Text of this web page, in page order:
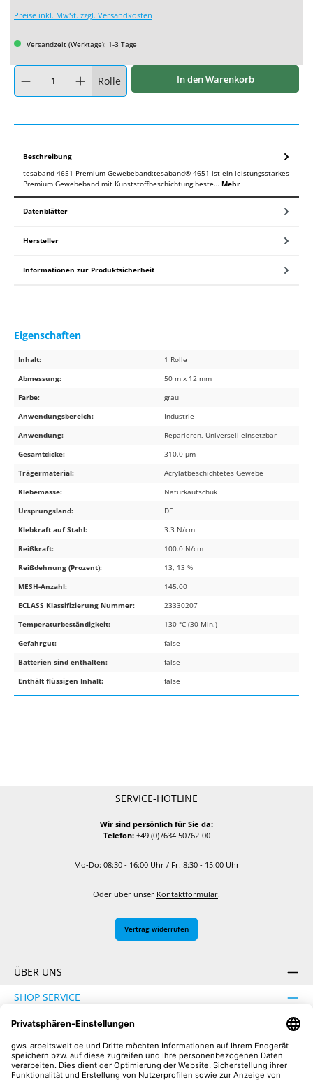
Preise inkl. MwSt. zzgl. Versandkosten
Versandzeit (Werktage): 1-3 Tage
Produkt Anzahl: Gib den gewünschten Wert ein oder benutze die Schaltflächen
Rolle In den Warenkorb
Beschreibung
tesaband 4651 Premium Gewebeband:tesaband® 4651 ist ein leistungsstarkes
Premium Gewebeband mit Kunststoffbeschichtung beste… Mehr
Datenblätter
Hersteller
Informationen zur Produktsicherheit
Eigenschaften
Inhalt:
1 Rolle
Abmessung:
50 m x 12 mm
Farbe:
grau
Anwendungsbereich:
Industrie
Anwendung:
Reparieren, Universell einsetzbar
Gesamtdicke:
310.0 µm
Trägermaterial:
Acrylatbeschichtetes Gewebe
Klebemasse:
Naturkautschuk
Ursprungsland:
DE
Klebkraft auf Stahl:
3.3 N/cm
Reißkraft:
100.0 N/cm
Reißdehnung (Prozent):
13, 13 %
MESH-Anzahl:
145.00
ECLASS Klassifizierung Nummer:
23330207
Temperaturbeständigkeit:
130 °C (30 Min.)
Gefahrgut:
false
Batterien sind enthalten:
false
Enthält flüssigen Inhalt:
false
SERVICE-HOTLINE
Wir sind persönlich für Sie da:
Telefon:+49 (0)7634 50762-00
Mo-Do: 08:30 - 16:00 Uhr / Fr: 8:30 - 15.00 Uhr
Oder über unser Kontaktformular.
Vertrag widerrufen
ÜBER UNS
SHOP SERVICE
INFORMATION
SICHER EINKAUFEN
UNSERE COMMUNITIES